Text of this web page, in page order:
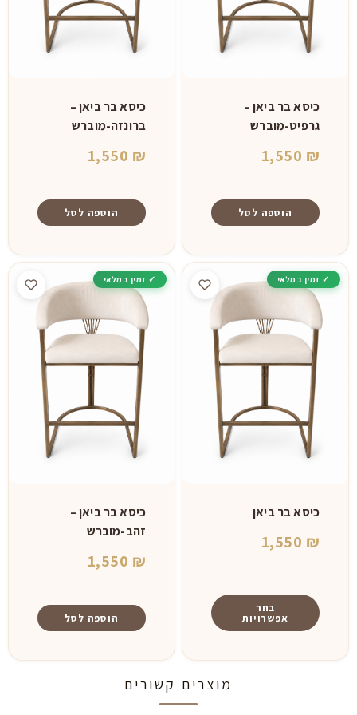
כיסא בר ביאן –
גרפיט-מוברש
1,550 ₪
הוספה לסל
כיסא בר ביאן –
ברונזה-מוברש
1,550 ₪
הוספה לסל
כיסא בר ביאן
1,550 ₪
בחר
אפשרויות
כיסא בר ביאן –
זהב-מוברש
1,550 ₪
הוספה לסל
מוצרים קשורים